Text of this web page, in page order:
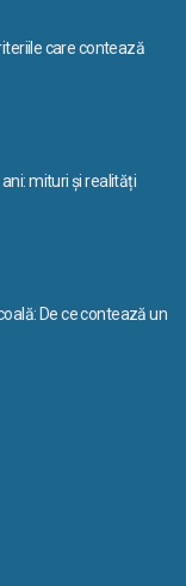
care contează
mituri și realități
De ce contează un